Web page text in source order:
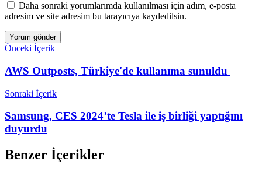
Daha sonraki yorumlarımda kullanılması için adım, e-posta
adresim ve site adresim bu tarayıcıya kaydedilsin.
Önceki İçerik
AWS Outposts, Türkiye'de kullanıma sunuldu
Sonraki İçerik
Samsung, CES 2024’te Tesla ile iş birliği yaptığını
duyurdu
Benzer İçerikler